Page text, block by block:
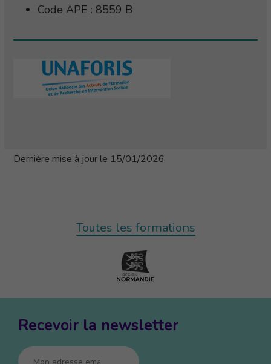
Code APE : 8559 B
Dernière mise à jour le 15/01/2026
Toutes les formations
Recevoir la newsletter